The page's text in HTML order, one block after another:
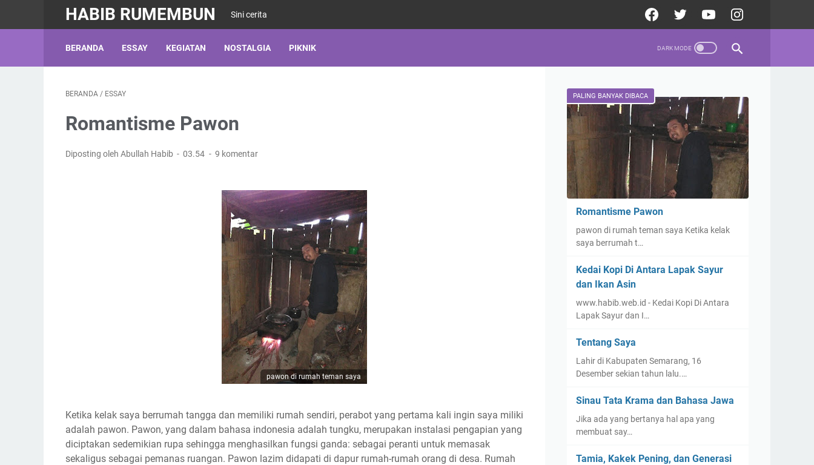
HABIB RUMEMBUN Sini cerita
BERANDA ESSAY KEGIATAN NOSTALGIA PIKNIK
BERANDA / ESSAY
Romantisme Pawon
Diposting oleh Abullah Habib 03.54 9 komentar
pawon di rumah teman saya
Ketika kelak saya berrumah tangga dan memiliki rumah sendiri, perabot yang pertama kali ingin saya miliki
adalah pawon. Pawon, yang dalam bahasa indonesia adalah tungku, merupakan instalasi pengapian yang
diciptakan sedemikian rupa sehingga menghasilkan fungsi ganda: sebagai peranti untuk memasak
sekaligus sebagai pemanas ruangan. Pawon lazim didapati di dapur rumah-rumah orang di desa. Rumah
PALING BANYAK DIBACA
Romantisme Pawon
pawon di rumah teman saya Ketika kelak
saya berrumah t…
Kedai Kopi Di Antara Lapak Sayur
dan Ikan Asin
www.habib.web.id - Kedai Kopi Di Antara
Lapak Sayur dan I…
Tentang Saya
Lahir di Kabupaten Semarang, 16
Desember sekian tahun lalu.…
Sinau Tata Krama dan Bahasa Jawa
Jika ada yang bertanya hal apa yang
membuat say…
Tamia, Kakek Pening, dan Generasi